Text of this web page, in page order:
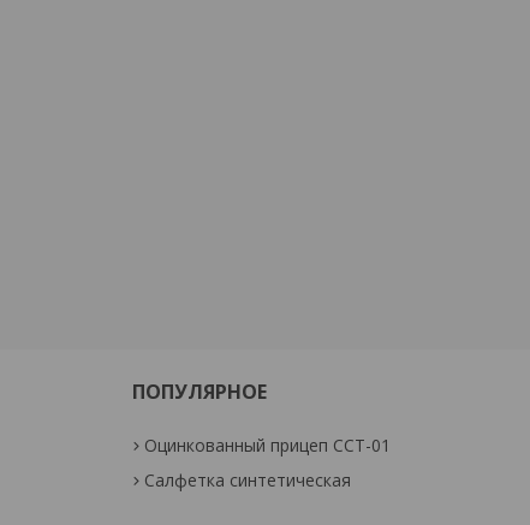
ПОПУЛЯРНОЕ
Оцинкованный прицеп ССТ-01
Салфетка синтетическая